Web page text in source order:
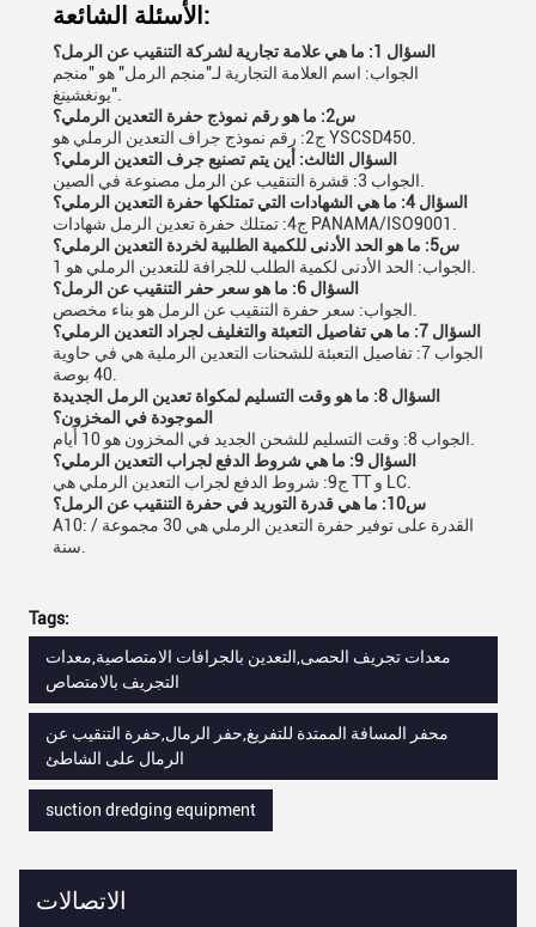
الأسئلة الشائعة:
السؤال 1: ما هي علامة تجارية لشركة التنقيب عن الرمل؟
الجواب: اسم العلامة التجارية لـ"منجم الرمل" هو "منجم
يونغشينغ".
س2: ما هو رقم نموذج حفرة التعدين الرملي؟
ج2: رقم نموذج جراف التعدين الرملي هو YSCSD450.
السؤال الثالث: أين يتم تصنيع جرف التعدين الرملي؟
السؤال 4: ما هي الشهادات التي تمتلكها حفرة التعدين الرملي؟
ج4: تمتلك حفرة تعدين الرمل شهادات PANAMA/ISO9001.
س5: ما هو الحد الأدنى للكمية الطلبية لخردة التعدين الرملي؟
السؤال 6: ما هو سعر حفر التنقيب عن الرمل؟
السؤال 7: ما هي تفاصيل التعبئة والتغليف لجراد التعدين الرملي؟
الجواب 7: تفاصيل التعبئة للشحنات التعدين الرملية هي في حاوية
السؤال 8: ما هو وقت التسليم لمكواة تعدين الرمل الجديدة
الموجودة في المخزون؟
السؤال 9: ما هي شروط الدفع لجراب التعدين الرملي؟
ج9: شروط الدفع لجراب التعدين الرملي هي TT و LC.
س10: ما هي قدرة التوريد في حفرة التنقيب عن الرمل؟
A10: القدرة على توفير حفرة التعدين الرملي هي 30 مجموعة /
Tags:
معدات تجريف الحصى,التعدين بالجرافات الامتصاصية,معدات
التجريف بالامتصاص
محفر المسافة الممتدة للتفريغ,حفر الرمال,حفرة التنقيب عن
الرمال على الشاطئ
suction dredging equipment
الاتصالات